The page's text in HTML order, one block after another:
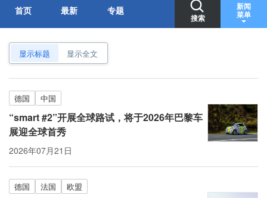
首页 最新 专题
搜索
新闻
菜单
显示标题 显示全文
德国 中国
“smart #2”开展全球路试，将于2026年巴黎车
展迎全球首秀
2026年07月21日
德国 法国 欧盟